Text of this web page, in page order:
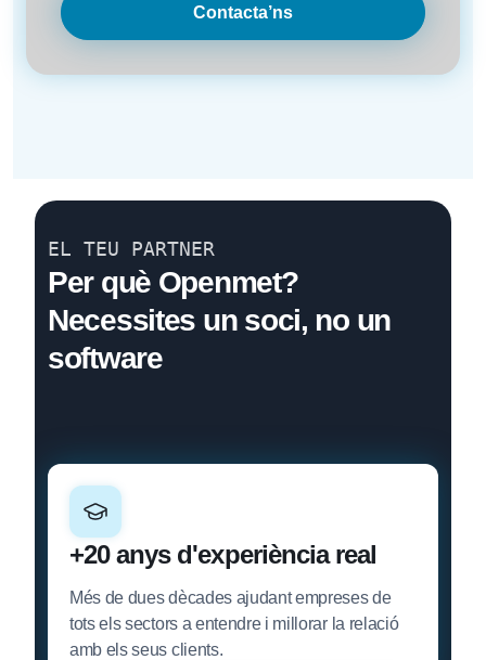
Contacta’ns
EL TEU PARTNER
Per què Openmet?
Necessites un soci, no un
software
+20 anys d'experiència real
Més de dues dècades ajudant empreses de
tots els sectors a entendre i millorar la relació
amb els seus clients.